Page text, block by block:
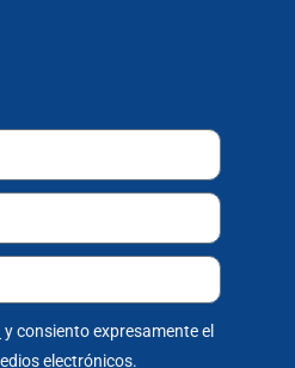
y consiento expresamente el
electrónicos.